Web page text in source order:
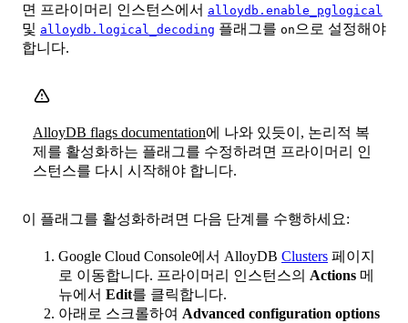
면 프라이머리 인스턴스에서 alloydb.enable_pglogical
및 alloydb.logical_decoding 플래그를 on 으로 설정해야
합니다.
AlloyDB flags documentation에 나와 있듯이, 논리적 복
제를 활성화하는 플래그를 수정하려면 프라이머리 인
스턴스를 다시 시작해야 합니다.
이 플래그를 활성화하려면 다음 단계를 수행하세요:
Google Cloud Console에서 AlloyDB Clusters 페이지
로 이동합니다. 프라이머리 인스턴스의 Actions 메
뉴에서 Edit를 클릭합니다.
아래로 스크롤하여 Advanced configuration options